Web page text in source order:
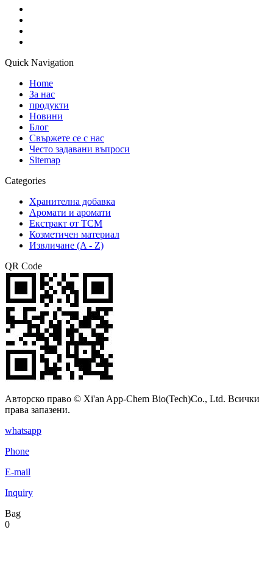
Quick Navigation
Home
За нас
продукти
Новини
Блог
Свържете се с нас
Често задавани въпроси
Sitemap
Categories
Хранителна добавка
Аромати и аромати
Екстракт от TCM
Козметичен материал
Извличане (A - Z)
QR Code
Авторско право © Xi'an App-Chem Bio(Tech)Co., Ltd. Всички
права запазени.
whatsapp
Phone
E-mail
Inquiry
Bag
0